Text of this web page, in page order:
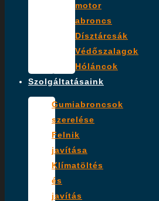
motor
abroncs
Dísztárcsák
Védőszalagok
Hóláncok
Szolgáltatásaink
Gumiabroncsok
szerelése
Felnik
javítása
Klímatöltés
és
javítás